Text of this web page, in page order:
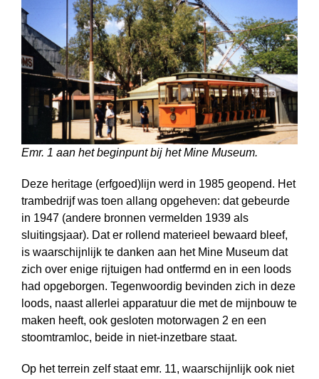
Emr. 1 aan het beginpunt bij het Mine Museum.
Deze heritage (erfgoed)lijn werd in 1985 geopend. Het
trambedrijf was toen allang opgeheven: dat gebeurde
in 1947 (andere bronnen vermelden 1939 als
sluitingsjaar). Dat er rollend materieel bewaard bleef,
is waarschijnlijk te danken aan het Mine Museum dat
zich over enige rijtuigen had ontfermd en in een loods
had opgeborgen. Tegenwoordig bevinden zich in deze
loods, naast allerlei apparatuur die met de mijnbouw te
maken heeft, ook gesloten motor­wagen 2 en een
stoomtramloc, beide in niet-inzetbare staat.
Op het terrein zelf staat emr. 11, waarschijnlijk ook niet